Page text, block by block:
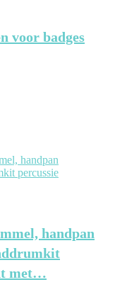
voor badges
handpan
met…